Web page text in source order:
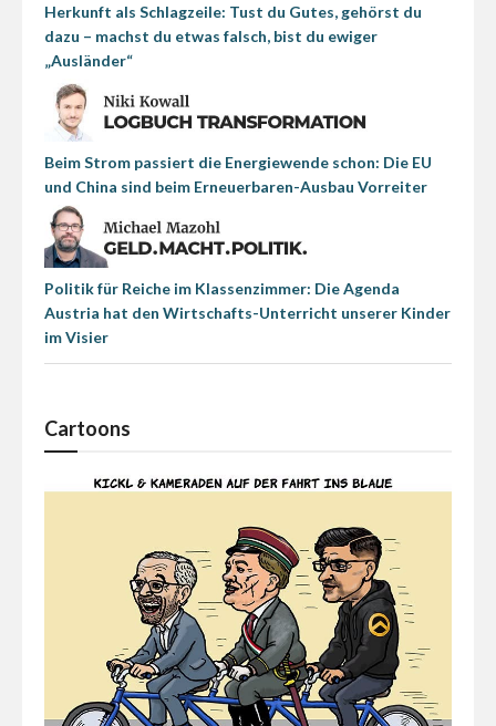
Herkunft als Schlagzeile: Tust du Gutes, gehörst du
dazu – machst du etwas falsch, bist du ewiger
„Ausländer“
Beim Strom passiert die Energiewende schon: Die EU
und China sind beim Erneuerbaren-Ausbau Vorreiter
Politik für Reiche im Klassenzimmer: Die Agenda
Austria hat den Wirtschafts-Unterricht unserer Kinder
im Visier
Cartoons